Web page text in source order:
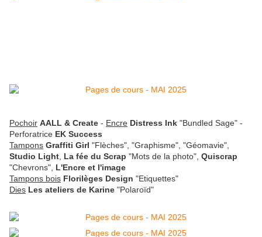
Pochoir AALL & Create - Encre Distress Ink "Bundled Sage" -
Perforatrice EK Success
Tampons Graffiti Girl "Flèches", "Graphisme", "Géomavie",
Studio Light La fée du Scrap "Mots de la photo", Quiscrap
"Chevrons", L'Encre et l'image
Tampons bois Florilèges Design "Etiquettes"
Dies Les ateliers de Karine "Polaroïd"